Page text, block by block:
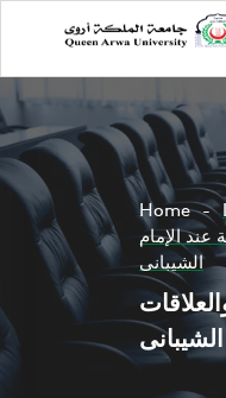
Home
عند الإمام
الشيبانى